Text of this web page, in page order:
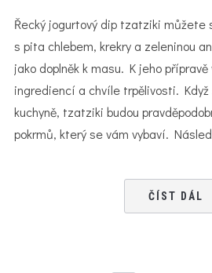
Řecký jogurtový dip tzatziki můžete
s pita chlebem, krekry a zeleninou
jako doplněk k masu. K jeho
ingrediencí a chvíle trpělivosti. Když
kuchyně, tzatziki budou
pokrmů, který se vám vybaví.
ČÍST DÁL